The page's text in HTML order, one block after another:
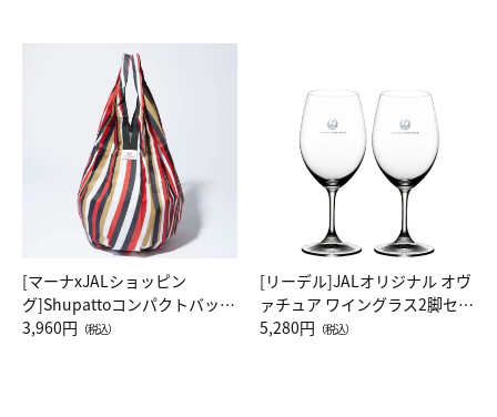
[マーナxJALショッピン
グ]Shupattoコンパクトバッグ
Drop JAL客室乗務員（LC）ス
3,960円 （税込）
[リーデル]JALオリジナル オヴ
ァチュア ワイングラス2脚セッ
ト（レッドワイン）
5,280円 （税込）